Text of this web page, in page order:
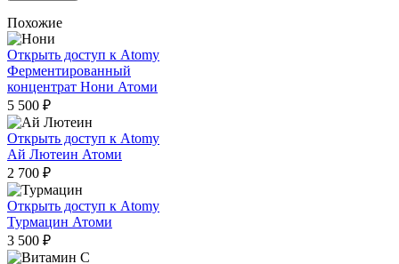
Похожие
Открыть доступ к Atomy
Ферментированный
концентрат Нони Атоми
5 500 ₽
Открыть доступ к Atomy
Ай Лютеин Атоми
2 700 ₽
Открыть доступ к Atomy
Турмацин Атоми
3 500 ₽